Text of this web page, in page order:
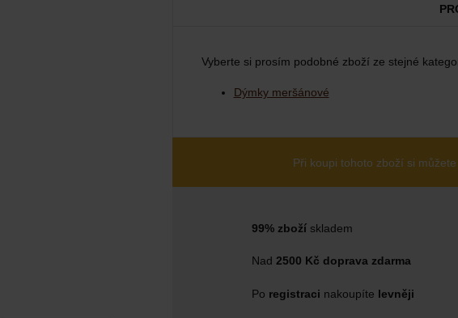
Vyberte si prosím podobné zboží ze stejné
Dýmky meršánové
Při koupi tohoto zboží si
99% zbožískladem
Nad 2500 Kč doprava zdarma
Po registraci nakoupíte levněji